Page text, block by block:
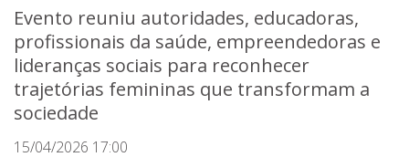
Evento reuniu autoridades, educadoras,
profissionais da saúde, empreendedoras e
lideranças sociais para reconhecer
trajetórias femininas que transformam a
sociedade
15/04/2026 17:00